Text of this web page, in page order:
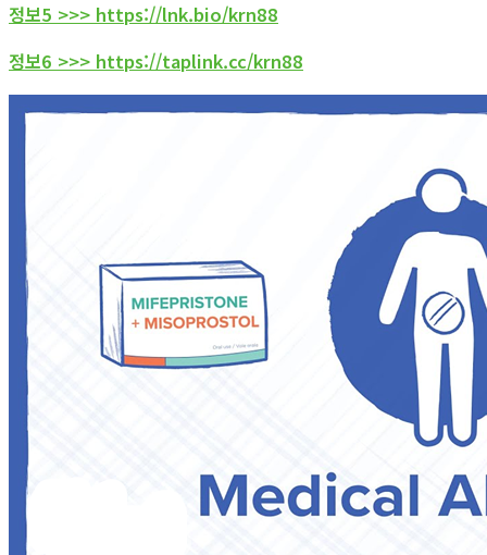
정보5 >>> https://lnk.bio/krn88
정보6 >>> https://taplink.cc/krn88